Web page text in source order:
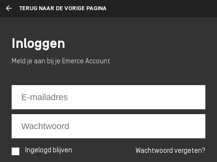
TERUG NAAR DE VORIGE PAGINA
Inloggen
Meld je aan bij je Emerce Account
Ingelogd blijven Wachtwoord vergeten?